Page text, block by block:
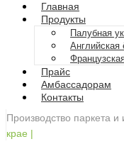
Главная
Продукты
Палубная
Английская
Прайс
Амбассадорам
Контакты
Производство паркета
крае |